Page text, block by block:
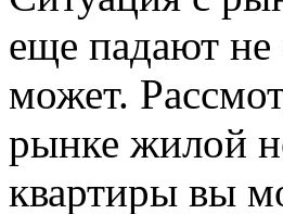
еще падают не
может.
рынке жилой
квартиры вы